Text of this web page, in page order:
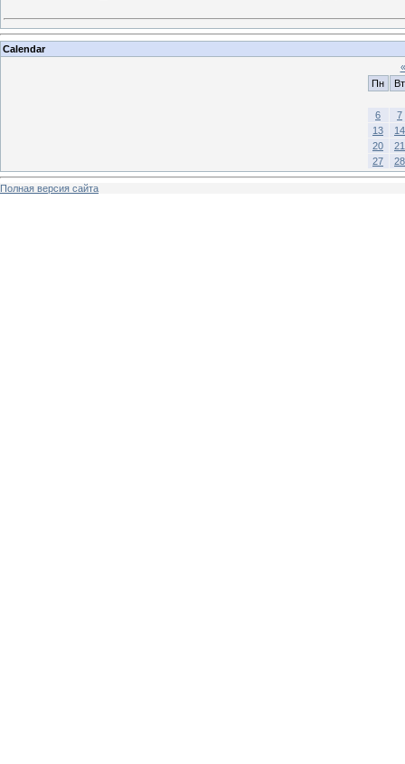
Calendar
«
Пн
Вт
6
7
13
14
20
21
27
28
Полная версия сайта